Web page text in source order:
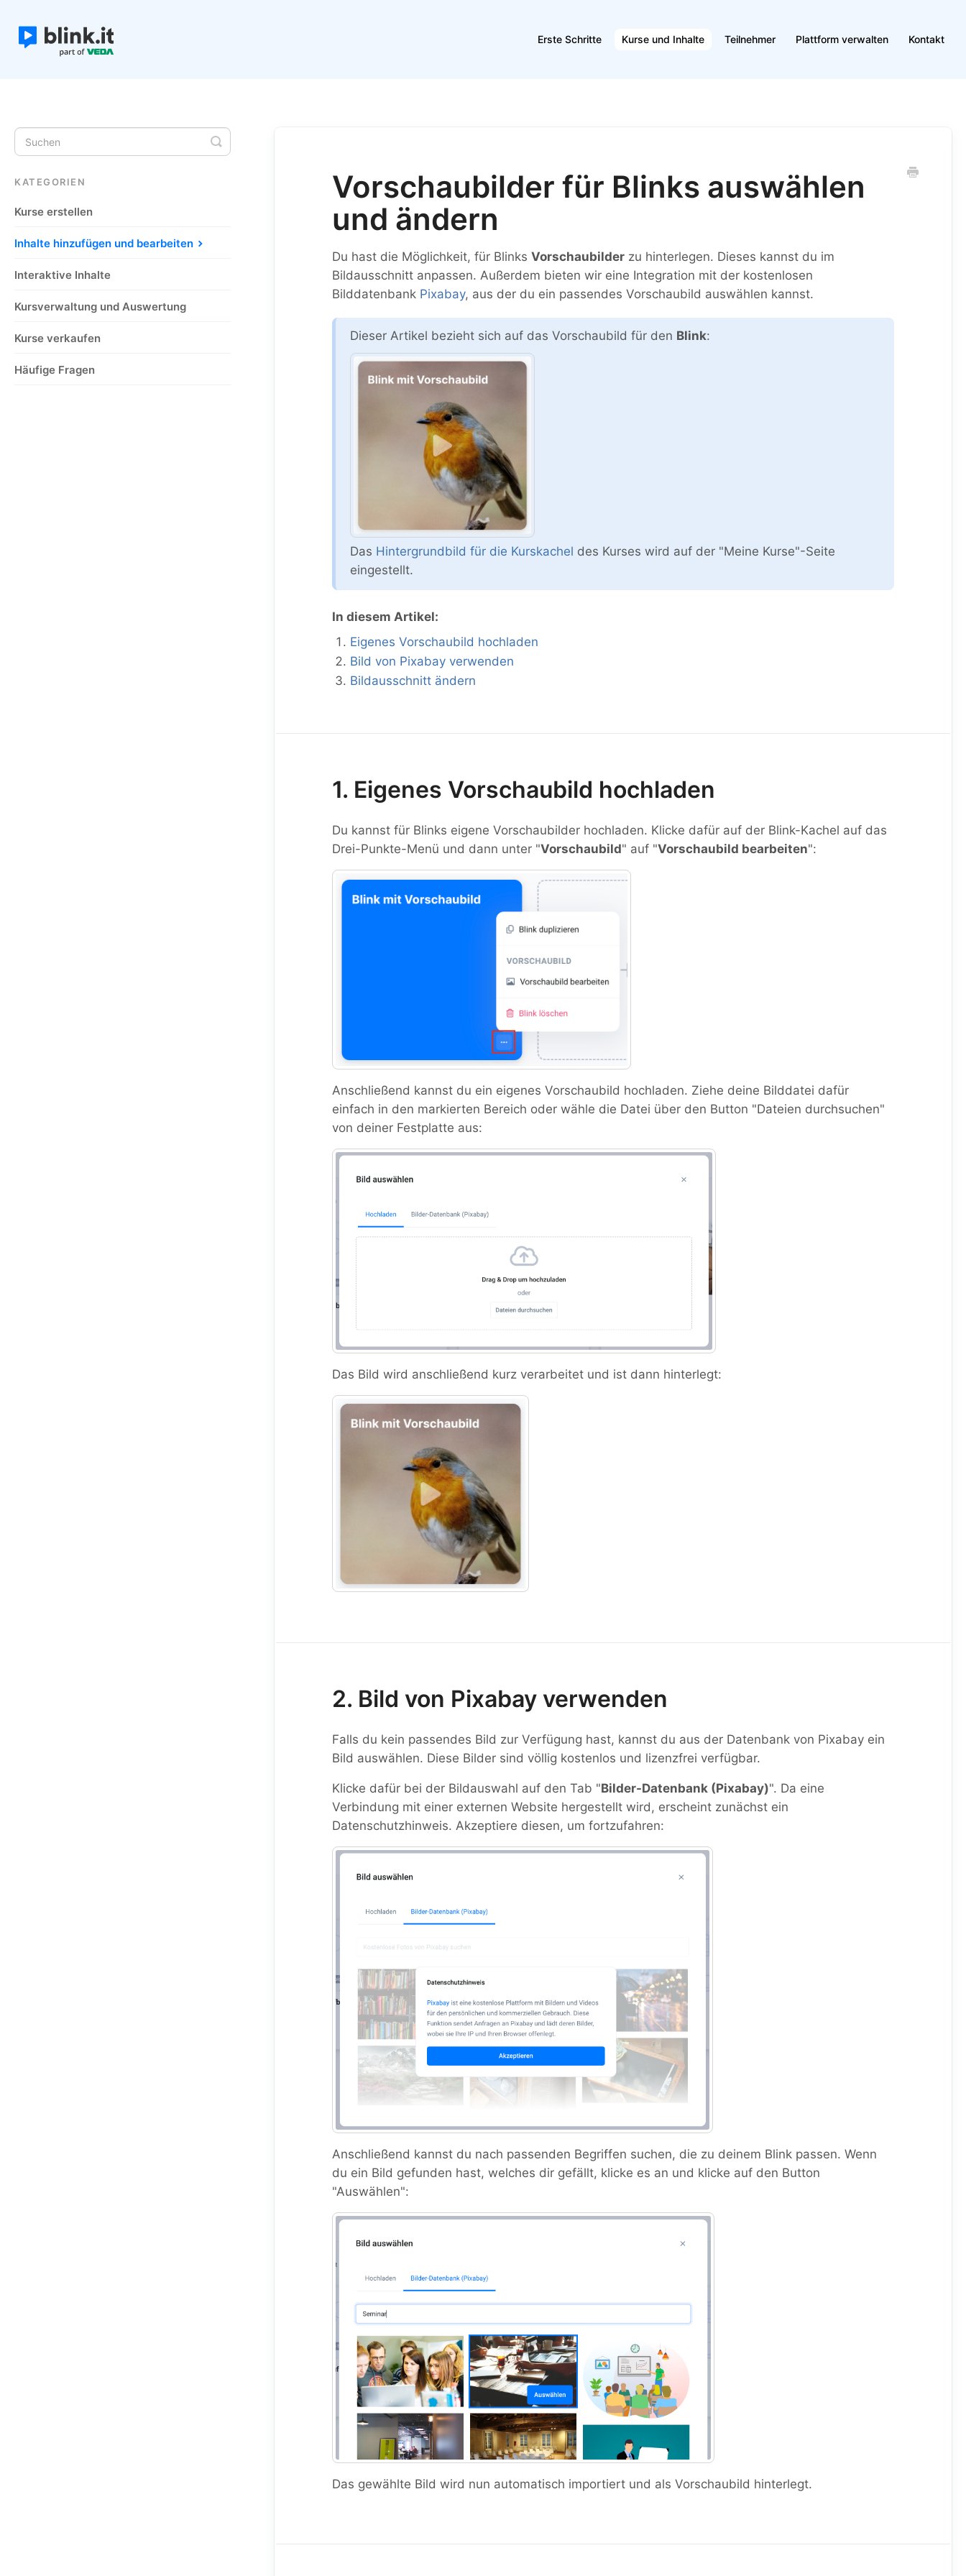
Erste Schritte Kurse und Inhalte Teilnehmer Plattform verwalten Kontakt
Vorschaubilder für Blinks auswählen
und ändern
Du hast die Möglichkeit, für BlinksVorschaubilder zu hinterlegen. Dieses kannst du im
Bildausschnitt anpassen. Außerdem bieten wir eine Integration mit der kostenlosen
Bilddatenbank Pixabay, aus der du ein passendes Vorschaubild auswählen kannst.
Dieser Artikel bezieht sich auf das Vorschaubild für den Blink:
Das Hintergrundbild für die Kurskachel des Kurses wird auf der "Meine Kurse"-Seite
eingestellt.
In diesem Artikel:
Eigenes Vorschaubild hochladen
Bild von Pixabay verwenden
Bildausschnitt ändern
1. Eigenes Vorschaubild hochladen
Du kannst für Blinks eigene Vorschaubilder hochladen. Klicke dafür auf der Blink-Kachel auf das
Drei-Punkte-Menü und dann unter "Vorschaubild" auf "Vorschaubild bearbeiten":
Anschließend kannst du ein eigenes Vorschaubild hochladen. Ziehe deine Bilddatei dafür
einfach in den markierten Bereich oder wähle die Datei über den Button "Dateien durchsuchen"
von deiner Festplatte aus:
Das Bild wird anschließend kurz verarbeitet und ist dann hinterlegt:
2. Bild von Pixabay verwenden
Falls du kein passendes Bild zur Verfügung hast, kannst du aus der Datenbank von Pixabay ein
Bild auswählen. Diese Bilder sind völlig kostenlos und lizenzfrei verfügbar.
Klicke dafür bei der Bildauswahl auf den Tab "Bilder-Datenbank (Pixabay)". Da eine
Verbindung mit einer externen Website hergestellt wird, erscheint zunächst ein
Datenschutzhinweis. Akzeptiere diesen, um fortzufahren:
Anschließend kannst du nach passenden Begriffen suchen, die zu deinem Blink passen. Wenn
du ein Bild gefunden hast, welches dir gefällt, klicke es an und klicke auf den Button
"Auswählen":
Das gewählte Bild wird nun automatisch importiert und als Vorschaubild hinterlegt.
Toggle
Search
KATEGORIEN
Kurse erstellen
Inhalte hinzufügen und bearbeiten
Interaktive Inhalte
Kursverwaltung und Auswertung
Kurse verkaufen
Häufige Fragen